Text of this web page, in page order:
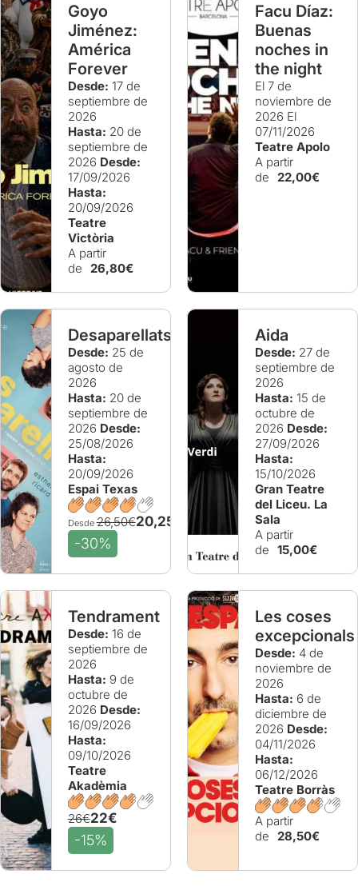
Goyo
Jiménez:
América
Forever
Desde: 17 de
septiembre de
2026
Hasta: 20 de
septiembre de
2026 Desde:
17/09/2026
Hasta:
20/09/2026
Teatre
Victòria
A partir
de
26,80€
Facu Díaz:
Buenas
noches in
the night
El 7 de
noviembre de
2026 El
07/11/2026
Teatre Apolo
A partir
de
22,00€
Desaparellats
Desde: 25 de
agosto de
2026
Hasta: 20 de
septiembre de
2026 Desde:
25/08/2026
Hasta:
20/09/2026
Espai Texas
Desde26,50€20,25€
-30%
Aida
Desde: 27 de
septiembre de
2026
Hasta: 15 de
octubre de
2026 Desde:
27/09/2026
Hasta:
15/10/2026
Gran Teatre
del Liceu. La
Sala
A partir
de 15,00€
Tendrament
Desde: 16 de
septiembre de
2026
Hasta: 9 de
octubre de
2026 Desde:
16/09/2026
Hasta:
09/10/2026
Teatre
Akadèmia
26€22€
-15%
Les coses
excepcionals
Desde: 4 de
noviembre de
2026
Hasta: 6 de
diciembre de
2026 Desde:
04/11/2026
Hasta:
06/12/2026
Teatre Borràs
A partir
de
28,50€